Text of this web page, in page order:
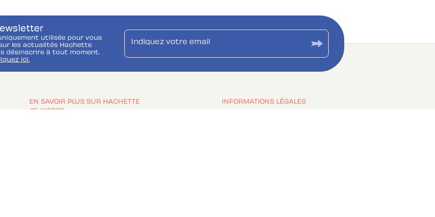
utilisée pour vous
les actualités Hachette
désinscrire à tout moment.
ici.
Indiquez votre email
EN SAVOIR PLUS SUR HACHETTE
JEUNESSE
INFORMATIONS LÉGALES